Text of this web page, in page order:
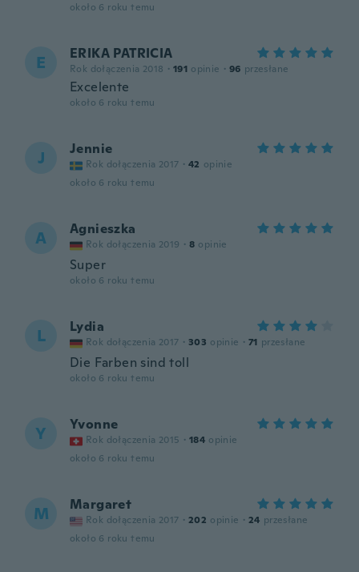
około 6 roku temu
E ERIKA PATRICIA
Rok dołączenia 2018 · 191 opinie · 96 przesłane
Excelente
około 6 roku temu
J Jennie
Rok dołączenia 2017 · 42 opinie
około 6 roku temu
A Agnieszka
Rok dołączenia 2019 · 8 opinie
Super
około 6 roku temu
L Lydia
Rok dołączenia 2017 · 303 opinie · 71 przesłane
Die Farben sind toll
około 6 roku temu
Y Yvonne
Rok dołączenia 2015 · 184 opinie
około 6 roku temu
M Margaret
Rok dołączenia 2017 · 202 opinie · 24 przesłane
około 6 roku temu